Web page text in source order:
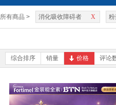
所有商品 > X
消化吸收障碍者 粉
综合排序 销量 价格 评论